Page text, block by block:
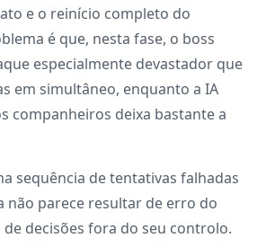
e o reinício completo do
é que, nesta fase, o boss
especialmente devastador que
em simultâneo, enquanto a IA
companheiros deixa bastante a
sequência de tentativas falhadas
não parece resultar de erro do
de decisões fora do seu controlo.